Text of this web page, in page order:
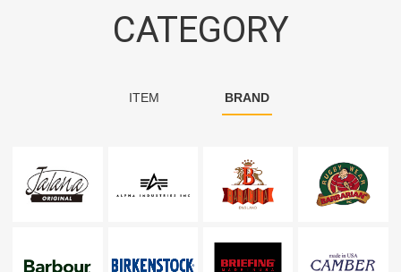
CATEGORY
ITEM BRAND